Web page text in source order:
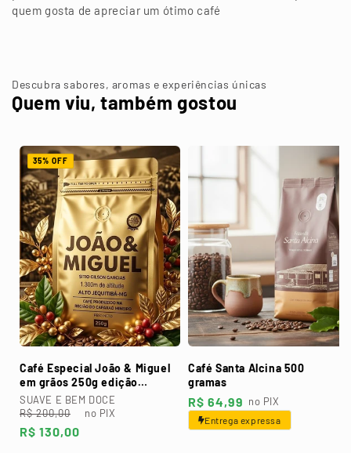
quem gosta de apreciar um ótimo café
Descubra sabores, aromas e experiências únicas
Quem viu, também gostou
35% OFF
Café Especial João & Miguel
em grãos 250g edição
dourada
SUAVE E BEM DOCE
Preço
normal
R$ 200,00
Preço
promocional
R$ 130,00
no PIX
Café Santa Alcina 500
gramas
Preço
normal
R$ 64,99 no PIX
Entrega expressa